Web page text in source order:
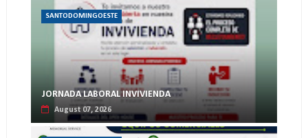
SANTODOMINGOESTE
JORNADA LABORAL INVIVIENDA
August 07, 2026